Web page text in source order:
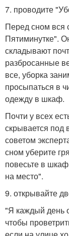
7. проводите
Перед сном вся
Пятиминутке".
складывают
разбросанные
все, уборка
просыпаться в
одежду в шкаф.
Почти у всех
скрывается под
советом
сном уберите
повесьте в
на место".
9. открывайте
"Я каждый день
чтобы